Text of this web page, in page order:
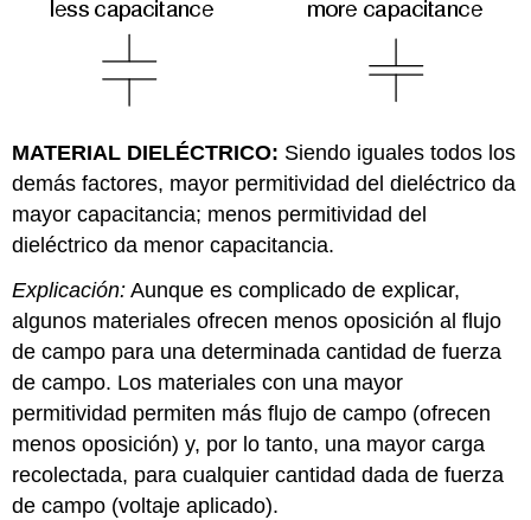
MATERIAL DIELÉCTRICO: Siendo iguales todos los
demás factores, mayor permitividad del dieléctrico da
mayor capacitancia; menos permitividad del
dieléctrico da menor capacitancia.
Explicación: Aunque es complicado de explicar,
algunos materiales ofrecen menos oposición al flujo
de campo para una determinada cantidad de fuerza
de campo. Los materiales con una mayor
permitividad permiten más flujo de campo (ofrecen
menos oposición) y, por lo tanto, una mayor carga
recolectada, para cualquier cantidad dada de fuerza
de campo (voltaje aplicado).